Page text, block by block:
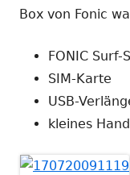
Box von Fonic
FONIC Surf-
SIM-Karte
USB-
kleines